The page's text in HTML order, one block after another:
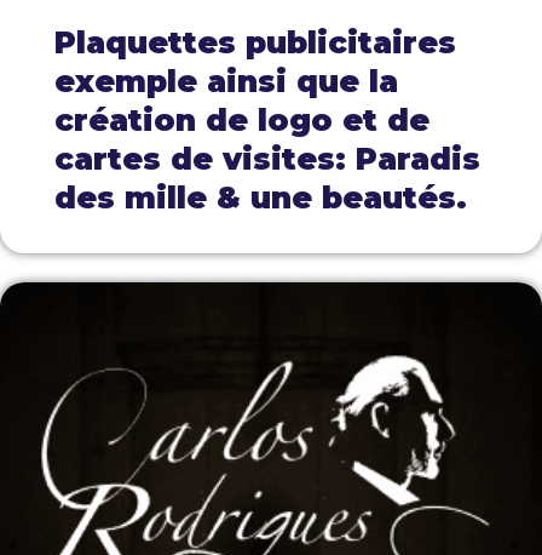
Plaquettes publicitaires
exemple ainsi que la
création de logo et de
cartes de visites: Paradis
des mille & une beautés.